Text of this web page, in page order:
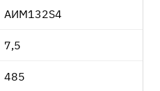
АИМ132S4
7,5
485